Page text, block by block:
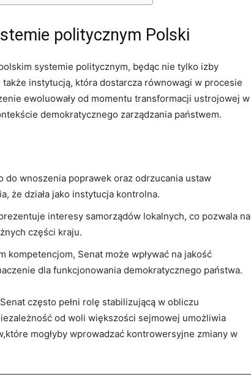
politycznym Polski
systemie politycznym, będąc nie tylko izby
instytucją, która dostarcza równowagi w procesie
ewoluowały od momentu transformacji ustrojowej w
demokratycznego zarządzania państwem.
do wnoszenia poprawek oraz odrzucania ustaw
że działa jako instytucja kontrolna.
interesy samorządów lokalnych, co pozwala na
części kraju.
kompetencjom, Senat może wpływać na jakość
dla funkcjonowania demokratycznego państwa.
często pełni rolę stabilizującą w obliczu
od woli większości sejmowej umożliwia
mogłyby wprowadzać kontrowersyjne zmiany w